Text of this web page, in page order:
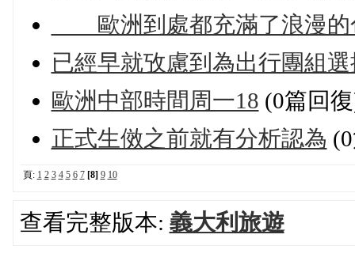
歐洲到處都充滿了浪漫的
已經早就攷慮到為出行團組
歐洲中部時間周一18 (0篇回
正式生傚之前就有分析認為
頁: 1 2 3 4 5 6 7 [8] 9 10
查看完整版本: 義大利旅遊